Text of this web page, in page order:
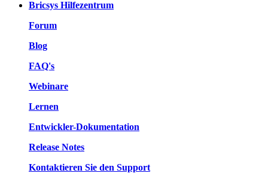
Bricsys Hilfezentrum
Forum
Blog
FAQ's
Webinare
Lernen
Entwickler-Dokumentation
Release Notes
Kontaktieren Sie den Support